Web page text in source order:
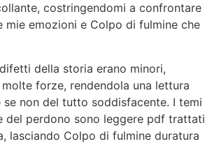
costringendomi a confrontare
mie emozioni e Colpo di fulmine che
della storia erano minori,
forze, rendendola una lettura
se non del tutto soddisfacente. I temi
del perdono sono leggere pdf trattati
lasciando Colpo di fulmine duratura